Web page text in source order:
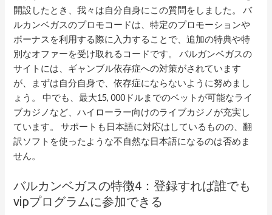
開設したとき、我々は自分自身にこの質問をしました。 バ
ルカンベガスのプロモコードは、特定のプロモーションや
ボーナスを利用する際に入力することで、追加の特典や特
別なオファーを受け取れるコードです。 バルガンベガスの
サイトには、ギャンブル依存症への対策がされています
が、まずは自分自身で、依存症にならないように努めまし
ょう。 中でも、最大15, 000ドルまでのベットが可能なライ
ブカジノなど、ハイローラー向けのライブカジノが充実し
ています。 サポートも日本語に対応はしているものの、翻
訳ソフトを使ったような不自然な日本語になるのは否めま
せん。
バルカンベガスの特徴4：登録すれば誰でも
vipプログラムに参加できる